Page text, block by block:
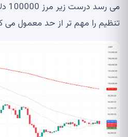
تنظیم را مهم تر از حد معمول می